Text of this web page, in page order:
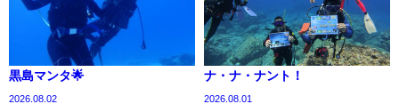
黒島マンタ🌟
2026.08.02
ナ・ナ・ナント！
2026.08.01